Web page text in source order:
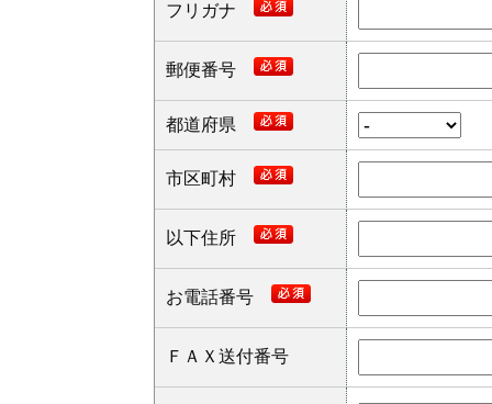
フリガナ
郵便番号
都道府県
市区町村
以下住所
お電話番号
ＦＡＸ送付番号